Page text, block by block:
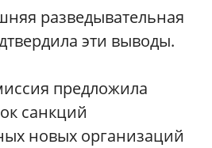
разведывательная
эти выводы.
предложила
санкций
новых организаций